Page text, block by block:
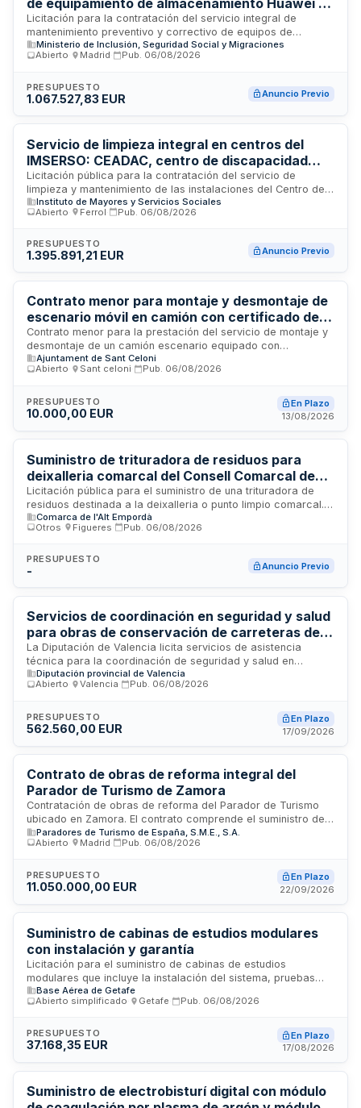
ejecutivo y apoyo a la modernización de sistemas.
de equipamiento de almacenamiento Huawei -
Gerencia de Informática de la Seguridad Social
Licitación para la contratación del servicio integral de
mantenimiento preventivo y correctivo de equipos de
almacenamiento de datos de la marca Huawei utilizados por
la Gerencia de Informática de la Seguridad Social. El servicio
componentes, actualizaciones de firmware, monitorización
de sistemas y garantía de disponibilidad de la infraestructura
donde se encuentra ubicada la Gerencia, con el objetivo de
garantizar la continuidad operativa y el rendimiento óptimo
de los sistemas de almacenamiento críticos para la
operativa de la Seguridad Social.
Ministerio de Inclusión, Seguridad Social y Migraciones
Abierto
Madrid Pub. 06/08/2026
PRESUPUESTO
1.067.527,83 EUR Anuncio Previo
Servicio de limpieza integral en centros del
IMSERSO: CEADAC, centro de discapacidad
física de Ferrol y dirección territorial de Ceuta
Licitación pública para la contratación del servicio de
limpieza y mantenimiento de las instalaciones del Centro de
Referencia Estatal de Atención al Daño Cerebral (CEADAC),
el Centro de Atención a Personas con Discapacidad Física
IMSERSO junto con el Centro Base en Ceuta. El Instituto de
Mayores y Servicios Sociales requiere empresas
servicios sociales para garantizar la higiene y salubridad de
estas instalaciones destinadas a la atención de personas
con discapacidad y daño cerebral.
Instituto de Mayores y Servicios Sociales
Abierto
Ferrol Pub. 06/08/2026
PRESUPUESTO
1.395.891,21 EUR Anuncio Previo
Contrato menor para montaje y desmontaje de
escenario móvil en camión con certificado de
asentamiento para la Fiesta Mayor de Sant
Celoni
Contrato menor para la prestación del servicio de montaje y
desmontaje de un camión escenario equipado con
certificado de asentamiento, destinado a los actos de la
Fiesta Mayor de Septiembre de 2026 en Sant Celoni. El
estructura escénica móvil durante las festividades mayores
del municipio. La empresa adjudicataria será responsable de
del escenario según normativa vigente, así como su
posterior desmontaje y retirada.
Ajuntament de Sant Celoni
Abierto
Sant celoni Pub. 06/08/2026
PRESUPUESTO
10.000,00 EUR
En Plazo
13/08/2026
Suministro de trituradora de residuos para
deixalleria comarcal del Consell Comarcal de
l'Alt Empordà
Licitación pública para el suministro de una trituradora de
residuos destinada a la deixalleria o punto limpio comarcal.
El Consell Comarcal de l'Alt Empordà requiere una máquina
de trituración de residuos que cumpla con requisitos
desperdicios en sus instalaciones de recogida selectiva
ubicadas en Figueres. La trituradora deberá facilitar el
residuos conforme a las características técnicas
demandadas para optimizar el almacenamiento y transporte
posterior.
Comarca de l'Alt Empordà
Otros
Figueres Pub. 06/08/2026
PRESUPUESTO
- Anuncio Previo
Servicios de coordinación en seguridad y salud
para obras de conservación de carreteras de la
Diputación de Valencia
La Diputación de Valencia licita servicios de asistencia
técnica para la coordinación de seguridad y salud en
trabajos de construcción y conservación de la red de
carreteras durante dos años. El contrato se divide en dos
de inspección, elaboración de actas e informes, así como
gastos de desplazamiento y oficina. Los servicios se
Villar del Arzobispo en el primer lote, y Buñol, Alzira y
L'Alcudia de Crespins en el segundo.
Diputación provincial de Valencia
Abierto
Valencia Pub. 06/08/2026
PRESUPUESTO
562.560,00 EUR
En Plazo
17/09/2026
Contrato de obras de reforma integral del
Parador de Turismo de Zamora
Contratación de obras de reforma del Parador de Turismo
ubicado en Zamora. El contrato comprende el suministro de
mano de obra, materiales y equipo, así como la ejecución de
todas las operaciones necesarias conforme a los planos y
realizarán bajo dirección facultativa compuesta por
Arquitecto Director y Aparejador de Obra, cumpliendo con la
instalaciones aplicable.
Paradores de Turismo de España, S.M.E., S.A.
Abierto
Madrid Pub. 06/08/2026
PRESUPUESTO
11.050.000,00 EUR
En Plazo
22/09/2026
Suministro de cabinas de estudios modulares
con instalación y garantía
Licitación para el suministro de cabinas de estudios
modulares que incluye la instalación del sistema, pruebas
técnicas de puesta en marcha y período de garantía
equivalente al del equipo nuevo. El contratista será
afectados durante la vigencia del contrato y debe designar
un representante único como interlocutor ante la
Base Aérea de Getafe
Abierto simplificado
Getafe Pub. 06/08/2026
PRESUPUESTO
37.168,35 EUR
En Plazo
17/08/2026
Suministro de electrobisturí digital con módulo